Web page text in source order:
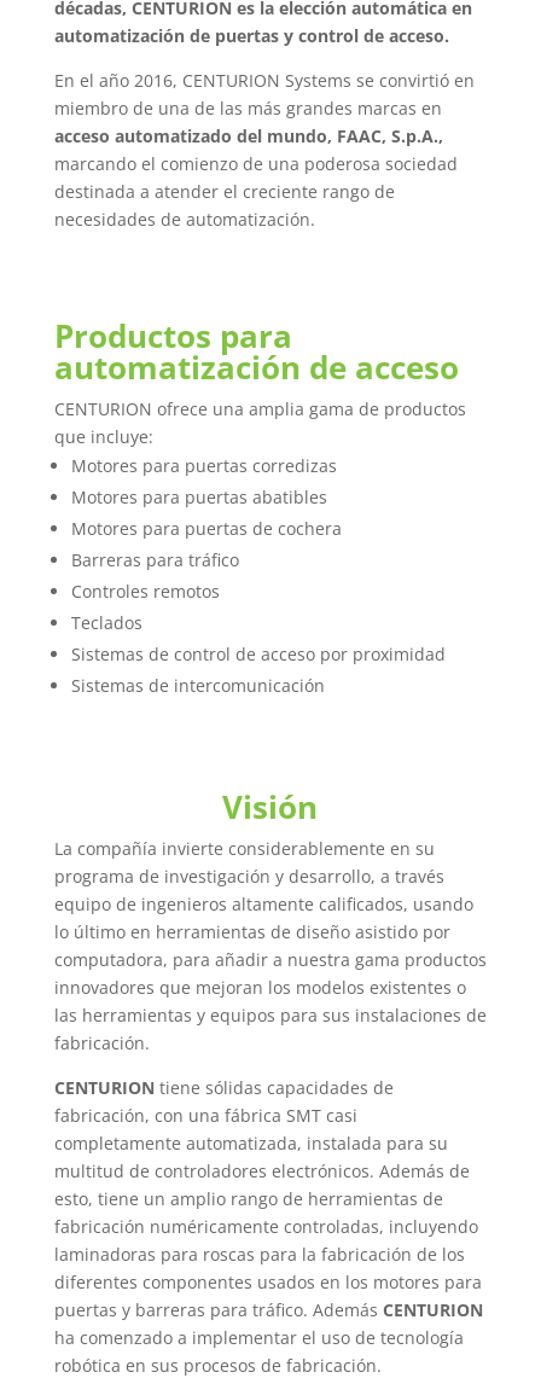
décadas, CENTURION es la elección automática en
automatización de puertas y control de acceso.
En el año 2016, CENTURION Systems se convirtió en
miembro de una de las más grandes marcas en
acceso automatizado del mundo, FAAC, S.p.A.,
marcando el comienzo de una poderosa sociedad
destinada a atender el creciente rango de
necesidades de automatización.
Productos para
automatización de acceso
CENTURION ofrece una amplia gama de productos
que incluye:
Motores para puertas corredizas
Motores para puertas abatibles
Motores para puertas de cochera
Barreras para tráfico
Controles remotos
Teclados
Sistemas de control de acceso por proximidad
Sistemas de intercomunicación
Visión
La compañía invierte considerablemente en su
programa de investigación y desarrollo, a través
equipo de ingenieros altamente calificados, usando
lo último en herramientas de diseño asistido por
computadora, para añadir a nuestra gama productos
innovadores que mejoran los modelos existentes o
las herramientas y equipos para sus instalaciones de
fabricación.
CENTURION tiene sólidas capacidades de
fabricación, con una fábrica SMT casi
completamente automatizada, instalada para su
multitud de controladores electrónicos. Además de
esto, tiene un amplio rango de herramientas de
fabricación numéricamente controladas, incluyendo
laminadoras para roscas para la fabricación de los
diferentes componentes usados en los motores para
puertas y barreras para tráfico. Además CENTURION
ha comenzado a implementar el uso de tecnología
robótica en sus procesos de fabricación.